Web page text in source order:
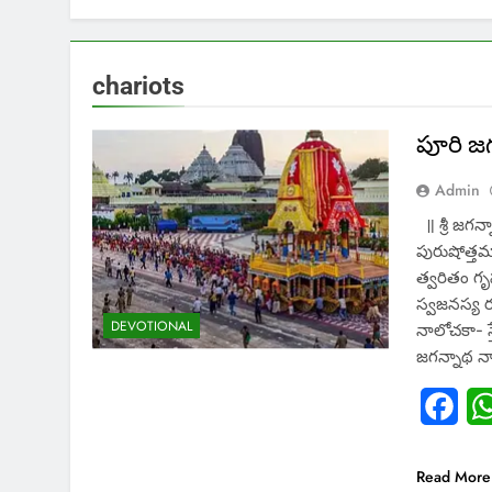
chariots
DEVOTIONAL
పూరి
Admin
॥ శ్రీ
త్వరితం
స్వజనస్య
నాలోచకా-
జగన్నాథ
Read More